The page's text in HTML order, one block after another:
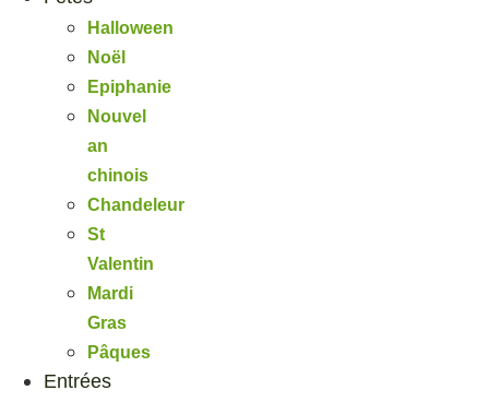
Halloween
Noël
Epiphanie
Nouvel
an
chinois
Chandeleur
St
Valentin
Mardi
Gras
Pâques
Entrées